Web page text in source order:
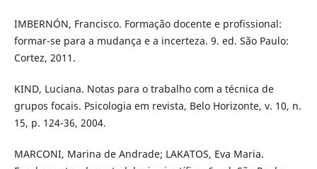
IMBERNÓN, Francisco. Formação docente e profissional:
formar-se para a mudança e a incerteza. 9. ed. São Paulo:
Cortez, 2011.
KIND, Luciana. Notas para o trabalho com a técnica de
grupos focais. Psicologia em revista, Belo Horizonte, v. 10, n.
15, p. 124-36, 2004.
MARCONI, Marina de Andrade; LAKATOS, Eva Maria.